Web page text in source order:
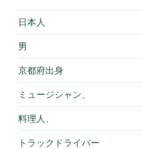
日本人
男
京都府出身
ミュージシャン、
料理人、
トラックドライバー